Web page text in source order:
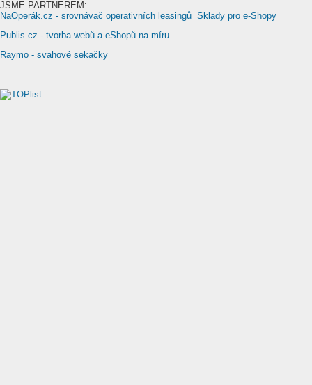
JSME PARTNEREM:
NaOperák.cz - srovnávač operativních leasingů Sklady pro e-Shopy
Publis.cz - tvorba webů a eShopů na míru
Raymo - svahové sekačky